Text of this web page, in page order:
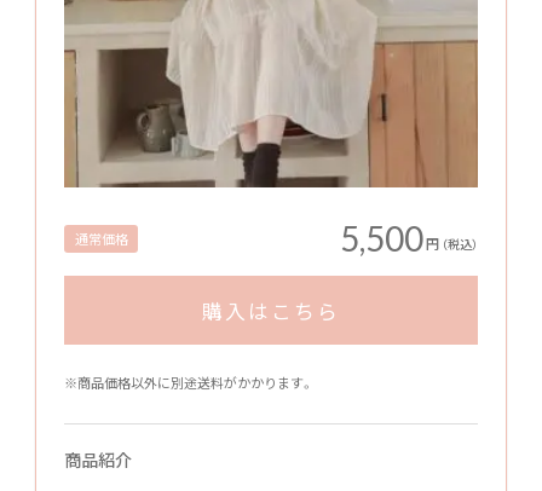
通常価格 5,500円 （税込）
購入はこちら
※商品価格以外に別途送料がかかります。
商品紹介